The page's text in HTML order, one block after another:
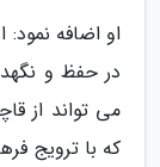
او اضافه
در حفظ و
می تواند از
که با ترویج